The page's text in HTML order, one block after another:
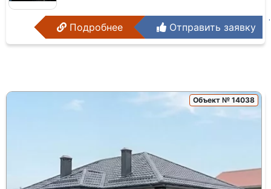
Подробнее Отправить заявку
Объект № 14038